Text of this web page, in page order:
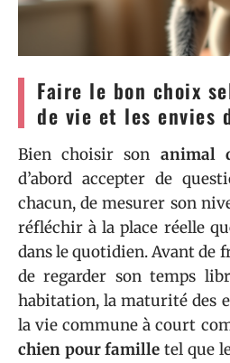
Faire le bon choix
de vie et les envies
Bien choisir son animal
d’abord accepter de
chacun, de mesurer son
réfléchir à la place réelle
dans le quotidien. Avant de
de regarder son temps
habitation, la maturité des
la vie commune à court
chien pour famille tel que